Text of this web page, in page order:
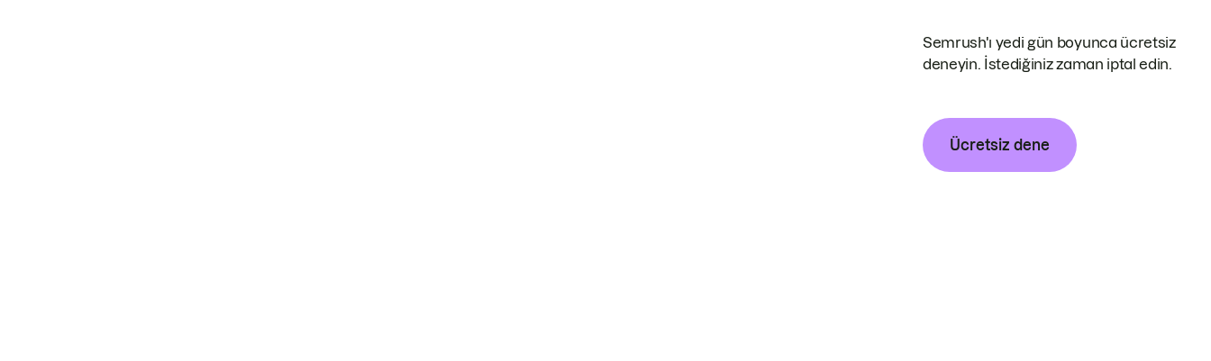
Semrush'ı yedi gün boyunca ücretsiz
deneyin. İstediğiniz zaman iptal edin.
Ücretsiz dene